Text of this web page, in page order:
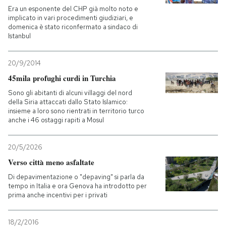
SHOP
CALENDARIO
Entra
Era un esponente del CHP già molto noto e
implicato in vari procedimenti giudiziari, e
domenica è stato riconfermato a sindaco di
Istanbul
20/9/2014
45mila profughi curdi in Turchia
Sono gli abitanti di alcuni villaggi del nord
della Siria attaccati dallo Stato Islamico:
insieme a loro sono rientrati in territorio turco
anche i 46 ostaggi rapiti a Mosul
20/5/2026
Verso città meno asfaltate
Di depavimentazione o "depaving" si parla da
tempo in Italia e ora Genova ha introdotto per
prima anche incentivi per i privati
18/2/2016